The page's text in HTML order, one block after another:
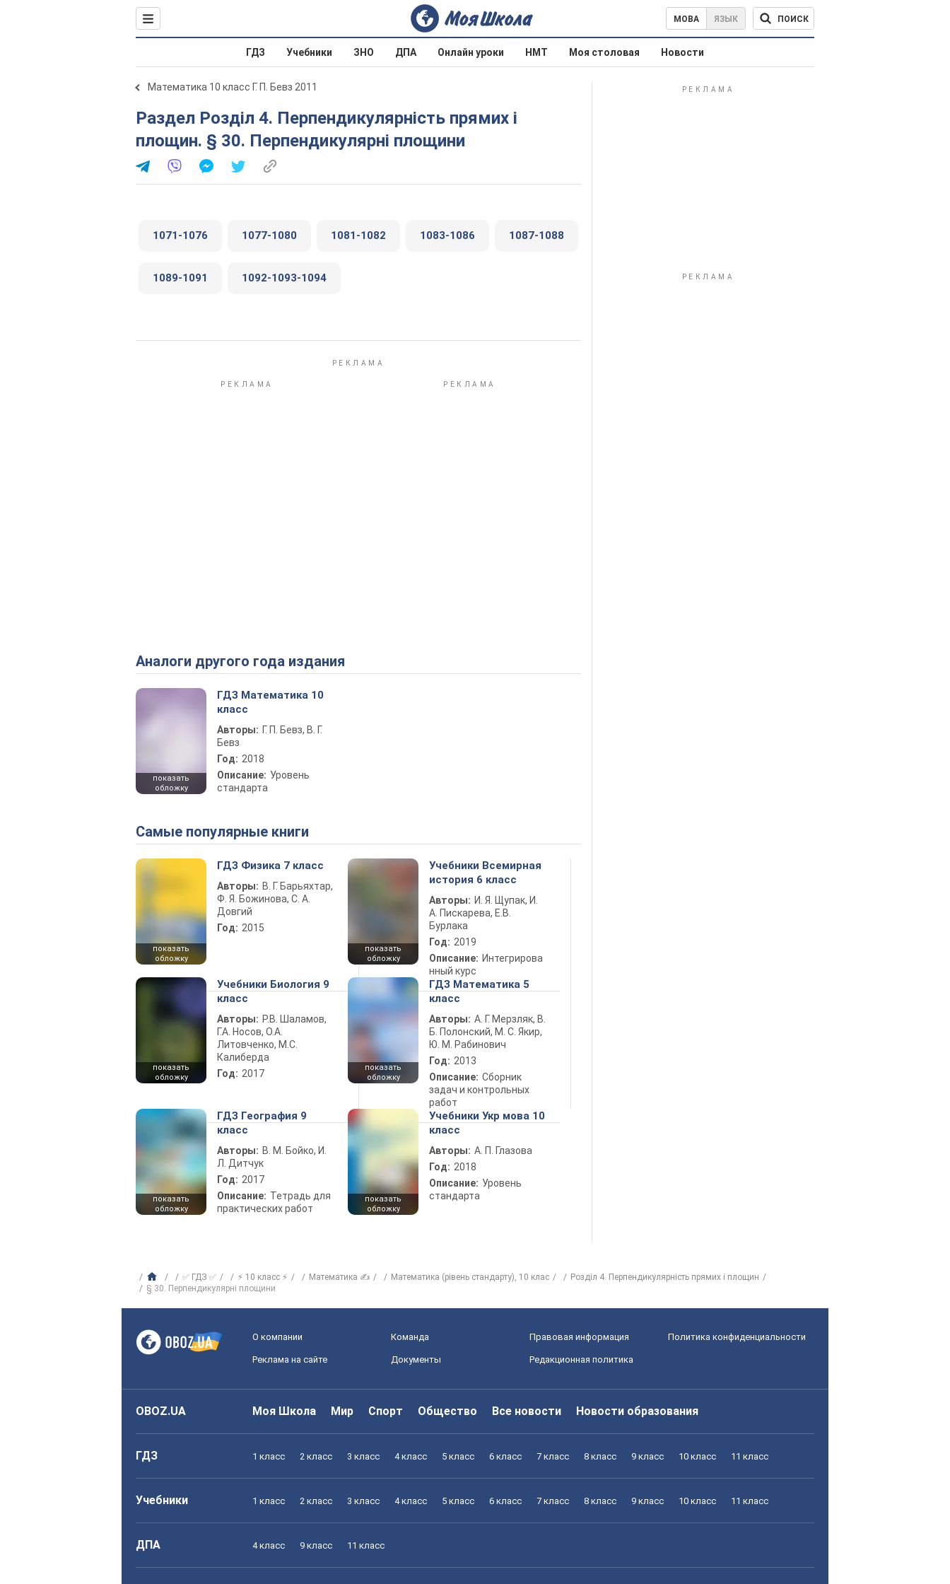
МОВА ЯЗЫК ПОИСК
ГДЗ Учебники ЗНО ДПА Онлайн уроки НМТ Моя столовая Новости
Математика 10 класс Г. П. Бевз 2011
Раздел Розділ 4. Перпендикулярність прямих і
площин. § 30. Перпендикулярні площини
1071-1076 1077-1080 1081-1082 1083-1086 1087-1088
1089-1091 1092-1093-1094
Аналоги другого года издания
показать
обложку
ГДЗ Математика 10
класс
Авторы: Г. П. Бевз, В. Г.
Бевз
Год: 2018
Описание: Уровень
стандарта
Самые популярные книги
показать
обложку
ГДЗ Физика 7 класс
Авторы: В. Г. Барьяхтар,
Ф. Я. Божинова, С. А.
Довгий
Год: 2015
показать
обложку
Учебники Всемирная
история 6 класс
Авторы: И. Я. Щупак, И.
А. Пискарева, Е.В.
Бурлака
Год: 2019
Описание: Интегрирова
нный курс
показать
обложку
Учебники Биология 9
класс
Авторы: Р.В. Шаламов,
Г.А. Носов, О.А.
Литовченко, М.С.
Калиберда
Год: 2017
показать
обложку
ГДЗ Математика 5
класс
Авторы: А. Г. Мерзляк, В.
Б. Полонский, М. С. Якир,
Ю. М. Рабинович
Год: 2013
Описание: Сборник
задач и контрольных
работ
показать
обложку
ГДЗ География 9
класс
Авторы: В. М. Бойко, И.
Л. Дитчук
Год: 2017
Описание: Тетрадь для
практических работ
показать
обложку
Учебники Укр мова 10
класс
Авторы: А. П. Глазова
Год: 2018
Описание: Уровень
стандарта
✅ ГДЗ ✅ ⚡ 10 класс ⚡ Математика ✍ Математика (рівень стандарту), 10 клас
Розділ 4. Перпендикулярність прямих і площин
§ 30. Перпендикулярні площини
О компании Команда Правовая информация Политика конфиденциальности
Реклама на сайте Документы Редакционная политика
OBOZ.UA Моя Школа Мир Спорт Общество Все новости Новости образования
ГДЗ 1 класс 2 класс 3 класс 4 класс 5 класс 6 класс 7 класс 8 класс 9 класс 10 класс 11 класс
Учебники 1 класс 2 класс 3 класс 4 класс 5 класс 6 класс 7 класс 8 класс 9 класс 10 класс 11 класс
ДПА 4 класс 9 класс 11 класс